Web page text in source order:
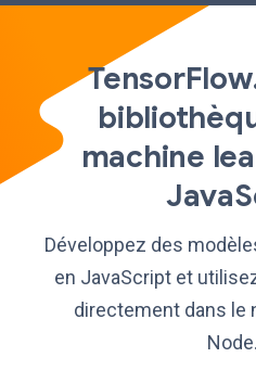
machine
Développez des
en JavaScript et
directement dans le